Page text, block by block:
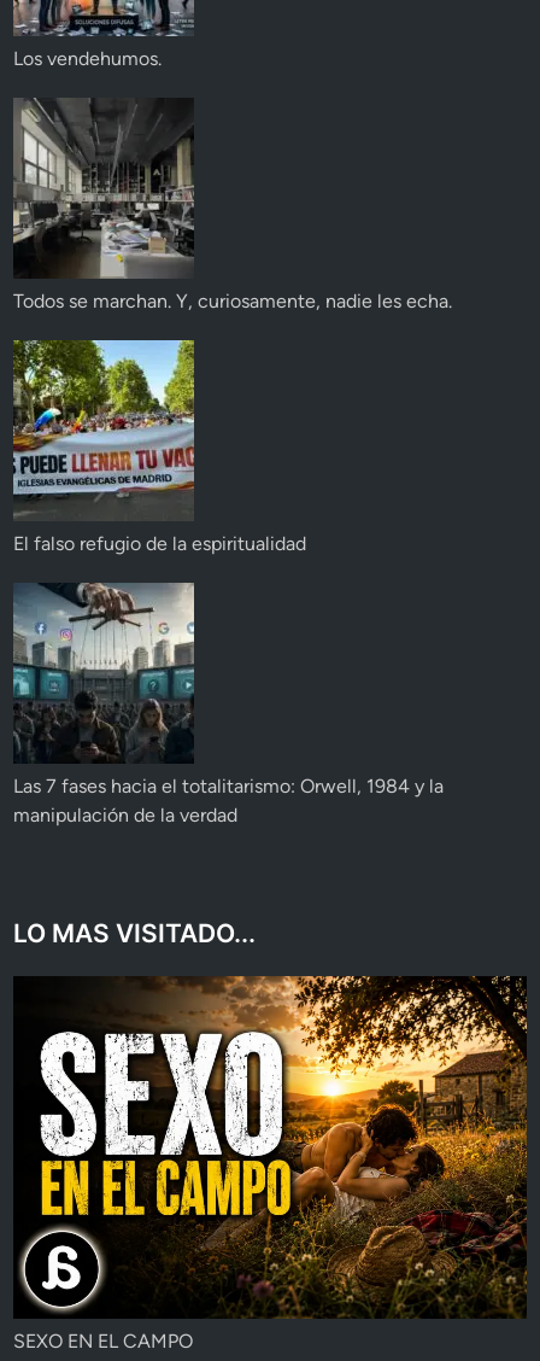
Los vendehumos.
Todos se marchan. Y, curiosamente, nadie les echa.
El falso refugio de la espiritualidad
Las 7 fases hacia el totalitarismo: Orwell, 1984 y la
manipulación de la verdad
LO MAS VISITADO...
SEXO EN EL CAMPO